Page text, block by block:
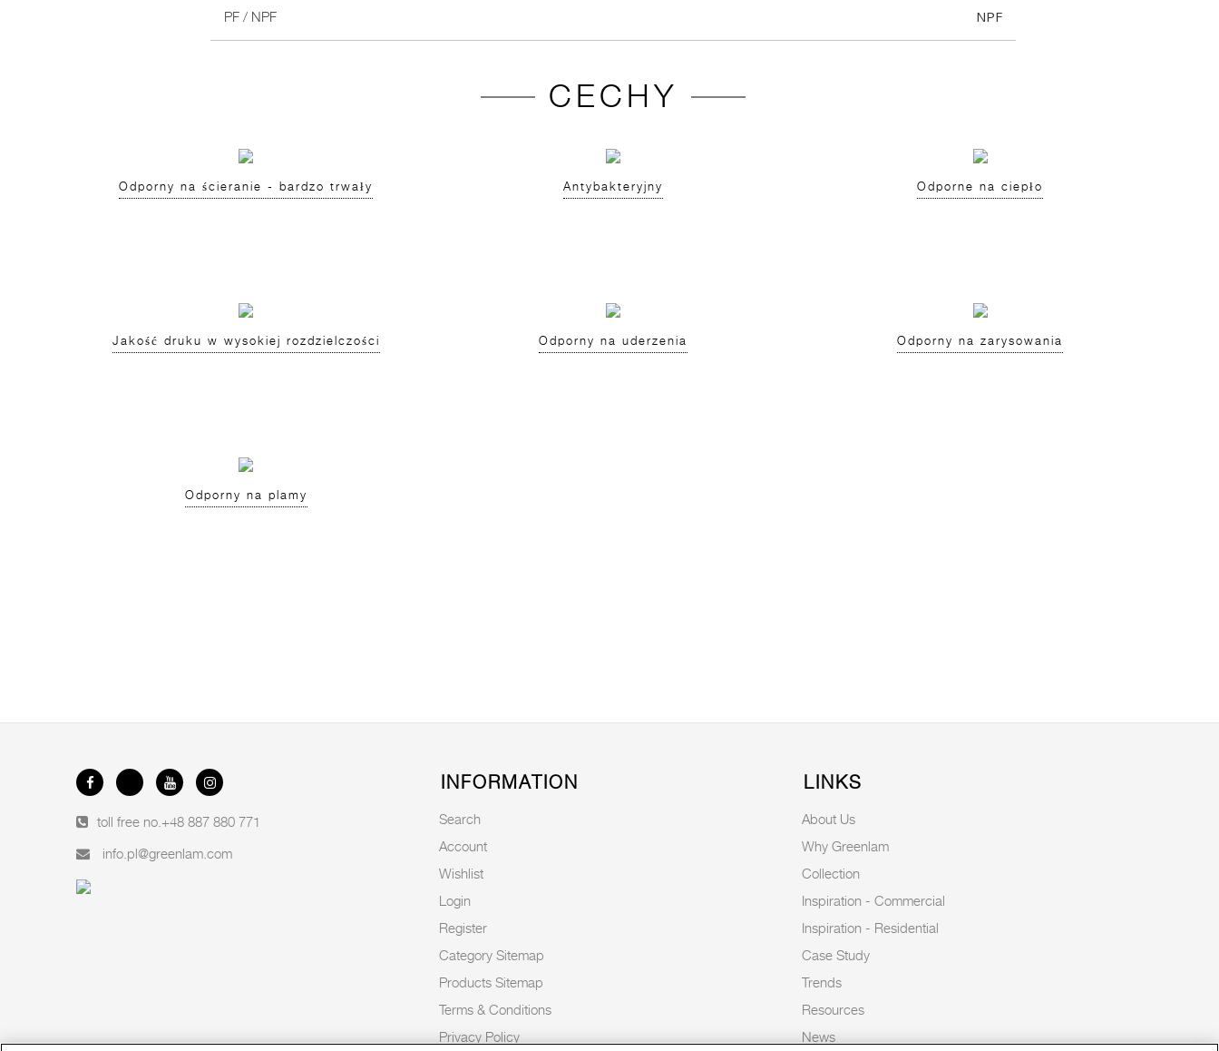
PF / NPF NPF
CECHY
Odporny na ścieranie - bardzo trwały Antybakteryjny Odporne na ciepło
Jakość druku w wysokiej rozdzielczości Odporny na uderzenia Odporny na zarysowania
Odporny na plamy
toll free no. +48 887 880 771
info.pl@greenlam.com
INFORMATION
Search
Account
Wishlist
Login
Register
Category Sitemap
Products Sitemap
Terms & Conditions
Privacy Policy
LINKS
About Us
Why Greenlam
Collection
Inspiration - Commercial
Inspiration - Residential
Case Study
Trends
Resources
News